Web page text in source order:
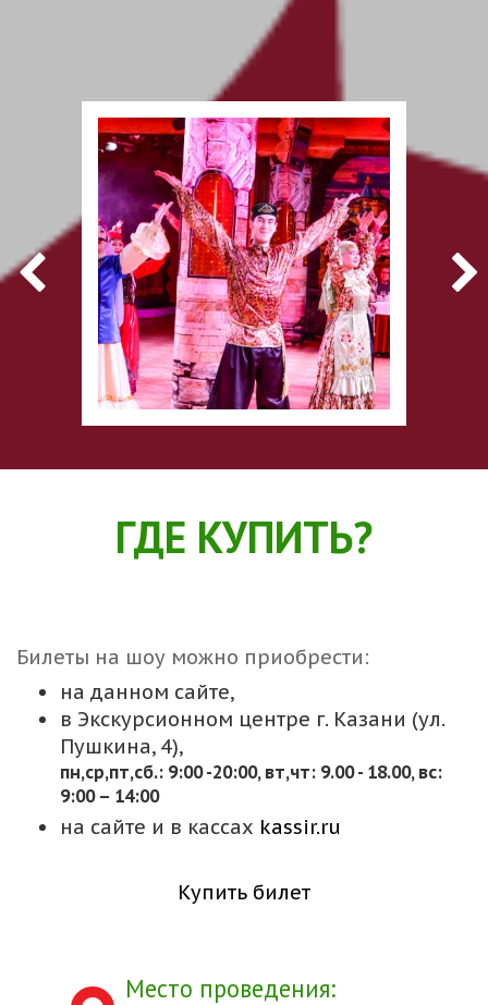
ГДЕ КУПИТЬ?
Билеты на шоу можно приобрести:
на данном сайте,
в Экскурсионном центре г. Казани (ул.
Пушкина, 4),
пн,cр,пт,сб.: 9:00 -20:00, вт,чт: 9.00 - 18.00, вс:
9:00 – 14:00
на сайте и в кассах kassir.ru
Купить билет
Место проведения: